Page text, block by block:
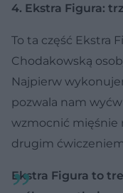
4. Ekstra Figura:
To ta część Ekstra
Chodakowską
Najpierw
pozwala nam
wzmocnić mięśnie
drugim
Ekstra Figura to